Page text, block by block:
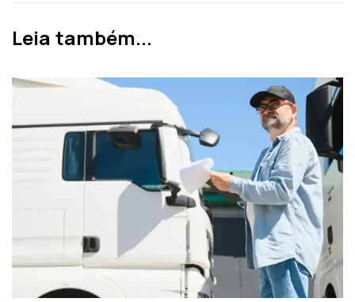
o
m
n
t
i
Leia também...